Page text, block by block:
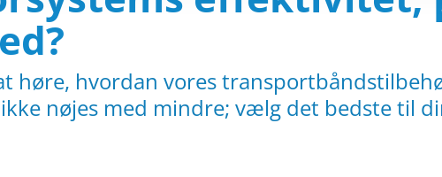
høre, hvordan vores
nøjes med mindre; vælg det bedste til